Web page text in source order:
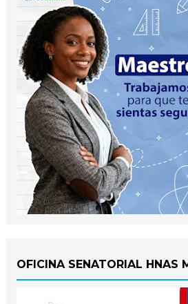
OFICINA SENATORIAL HNAS